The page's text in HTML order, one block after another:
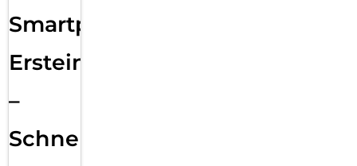
Smartphone
Ersteinrichtung
–
Schnelle